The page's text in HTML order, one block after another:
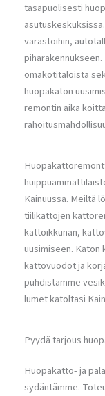
tasapuolisesti
varastoihin,
omakotitaloista
huopakaton
remontin aika
Kainuussa. Meiltä
tiilikattojen
kattoikkunan,
uusimiseen. Katon
kattovuodot ja
puhdistamme
lumet katoltasi
Pyydä tarjous
Huopakatto- ja
sydäntämme.